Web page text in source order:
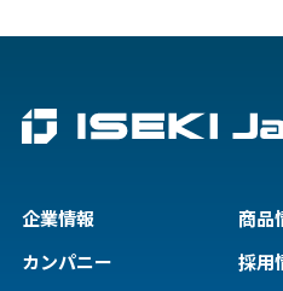
企業情報
カンパニー
商品
採用